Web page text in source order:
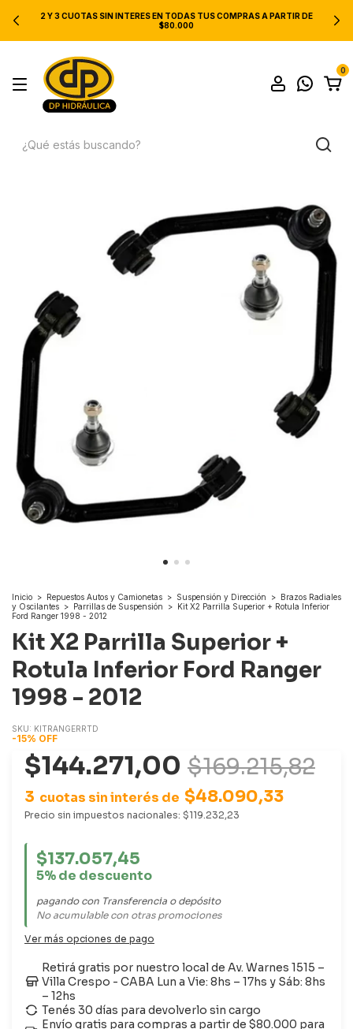
2 Y 3 CUOTAS SIN INTERES EN TODAS TUS COMPRAS A PARTIR DE
$80.000
0
Inicio > Repuestos Autos y Camionetas > Suspensión y Dirección > Brazos Radiales
y Oscilantes > Parrillas de Suspensión > Kit X2 Parrilla Superior + Rotula Inferior
Ford Ranger 1998 - 2012
Kit X2 Parrilla Superior +
Rotula Inferior Ford Ranger
1998 - 2012
SKU: KITRANGERRTD
-15% OFF
$144.271,00 $169.215,82
3 cuotas sin interés de $48.090,33
Precio sin impuestos nacionales: $119.232,23
$137.057,45
5% de descuento
pagando con Transferencia o depósito
No acumulable con otras promociones
Ver más opciones de pago
Retirá gratis por nuestro local de Av. Warnes 1515 –
Villa Crespo - CABA Lun a Vie: 8hs – 17hs y Sáb: 8hs
– 12hs
Tenés 30 días para devolverlo sin cargo
Envío gratis para compras a partir de $80.000 para